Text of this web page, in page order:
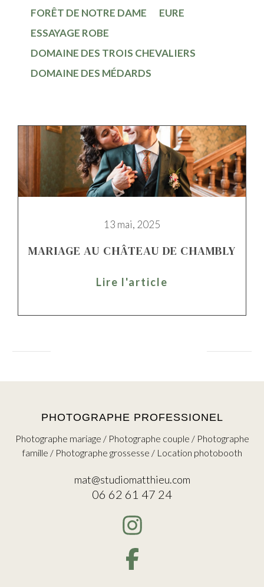
FORÊT DE NOTRE DAME
EURE
ESSAYAGE ROBE
DOMAINE DES TROIS CHEVALIERS
DOMAINE DES MÉDARDS
13 mai, 2025
MARIAGE AU CHÂTEAU DE CHAMBLY
Lire l'article
PHOTOGRAPHE PROFESSIONEL
Photographe mariage / Photographe couple / Photographe
famille / Photographe grossesse / Location photobooth
mat@studiomatthieu.com
06 62 61 47 24